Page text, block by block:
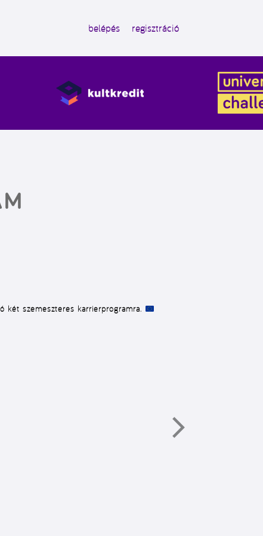
belépés regisztráció
két szemeszteres karrierprogramra.